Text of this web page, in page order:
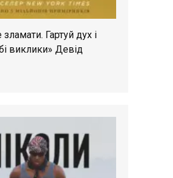
Гартуй дух і
виклики» Девід